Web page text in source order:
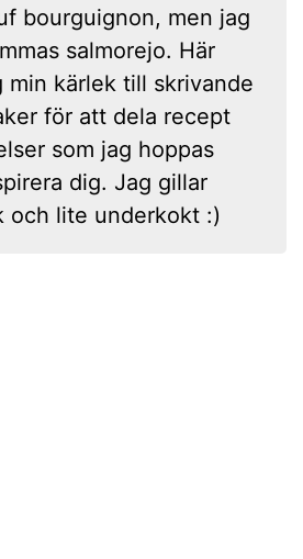
bourguignon, men jag
salmorejo. Här
min kärlek till skrivande
för att dela recept
som jag hoppas
dig. Jag gillar
och lite underkokt :)